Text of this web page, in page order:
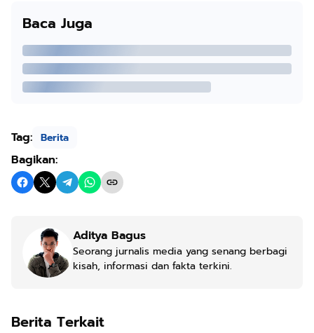
Baca Juga
Tag: Berita
Bagikan:
Aditya Bagus
Seorang jurnalis media yang senang berbagi
kisah, informasi dan fakta terkini.
Berita Terkait